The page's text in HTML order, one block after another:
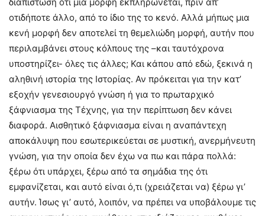
διαπίστωση ότι μια μορφή εκπληρώνεται, πριν απ’
οτιδήποτε άλλο, από το ίδιο της το κενό. Αλλά μήπως μια
κενή μορφή δεν αποτελεί τη θεμελιώδη μορφή, αυτήν που
περιλαμβάνει στους κόλπους της –και ταυτόχρονα
υποστηρίζει- όλες τις άλλες; Και κάπου από εδώ, ξεκινά η
αληθινή ιστορία της Ιστορίας. Αν πρόκειται για την κατ’
εξοχήν γενεσιουργό γνώση ή για το πρωταρχικό
ξάφνιασμα της Τέχνης, για την περίπτωση δεν κάνει
διαφορά. Αισθητικό ξάφνιασμα είναι η αναπάντεχη
αποκάλυψη που εσωτερικεύεται σε μυστική, ανερμήνευτη
γνώση, για την οποία δεν έχω να πω και πάρα πολλά:
ξέρω ότι υπάρχει, ξέρω από τα σημάδια της ότι
εμφανίζεται, και αυτό είναι ό,τι (χρειάζεται να) ξέρω γι’
αυτήν. Ίσως γι’ αυτό, λοιπόν, να πρέπει να υποβάλουμε τις